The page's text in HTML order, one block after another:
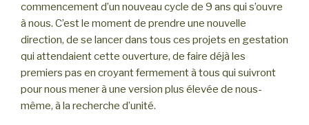
commencement d’un nouveau cycle de 9 ans qui s’ouvre
à nous. C’est le moment de prendre une nouvelle
direction, de se lancer dans tous ces projets en gestation
qui attendaient cette ouverture, de faire déjà les
premiers pas en croyant fermement à tous qui suivront
pour nous mener à une version plus élevée de nous-
même, à la recherche d’unité.